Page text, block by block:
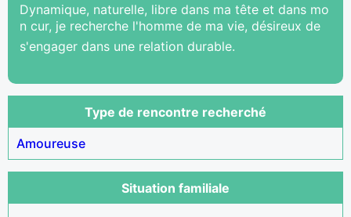
Dynamique, naturelle, libre dans ma tête et dans mo
n cur, je recherche l'homme de ma vie, désireux de
s'engager dans une relation durable.
Type de rencontre recherché
Amoureuse
Situation familiale